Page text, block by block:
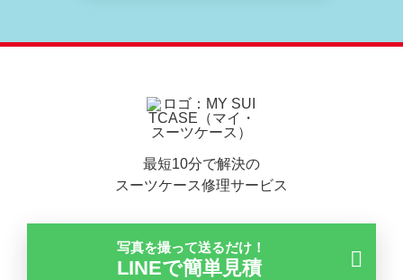
最短10分で解決の
スーツケース修理サービス
写真を撮って送るだけ！
LINEで簡単見積